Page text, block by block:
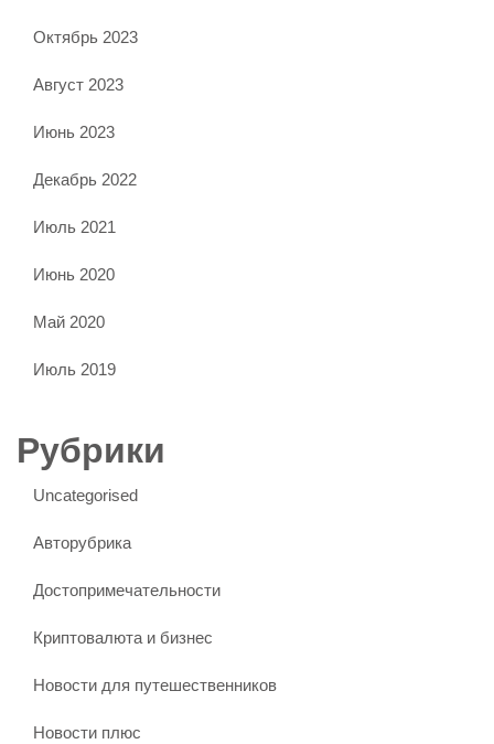
Октябрь 2023
Август 2023
Июнь 2023
Декабрь 2022
Июль 2021
Июнь 2020
Май 2020
Июль 2019
Рубрики
Uncategorised
Авторубрика
Достопримечательности
Криптовалюта и бизнес
Новости для путешественников
Новости плюс